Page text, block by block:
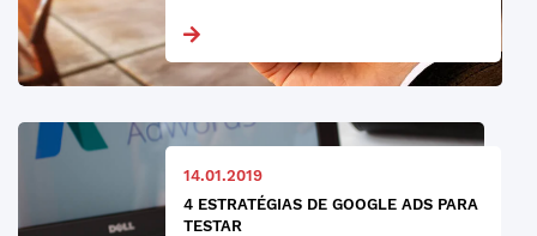
14.01.2019
4 ESTRATÉGIAS DE GOOGLE ADS PARA
TESTAR